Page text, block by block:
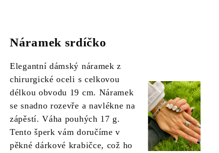
Náramek srdíčko
Elegantní dámský náramek z
chirurgické oceli s celkovou
délkou obvodu 19 cm. Náramek
se snadno rozevře a navlékne na
zápěstí. Váha pouhých 17 g.
Tento šperk vám doručíme v
pěkné dárkové krabičce, což ho